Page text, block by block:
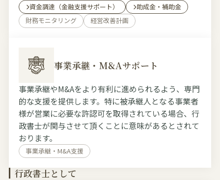
資金調達（金融支援サポート）
助成金・補助金
財務モニタリング
経営改善計画
事業承継・M&Aサポート
事業承継やM&Aをより有利に進められるよう、専門
的な支援を提供します。特に被承継人となる事業者
様が営業に必要な許認可を取得されている場合、行
政書士が関与させて頂くことに意味があるとされて
おります。
事業承継・M&A支援
行政書士として